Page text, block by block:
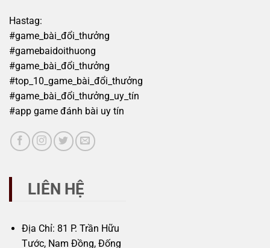
Hastag:
#game_bài_đổi_thưởng
#gamebaidoithuong
#game_bài_đổi_thưởng
#top_10_game_bài_đổi_thưởng
#game_bài_đổi_thưởng_uy_tín
#app game đánh bài uy tín
LIÊN HỆ
Địa Chỉ: 81 P. Trần Hữu
Tước, Nam Đồng, Đống